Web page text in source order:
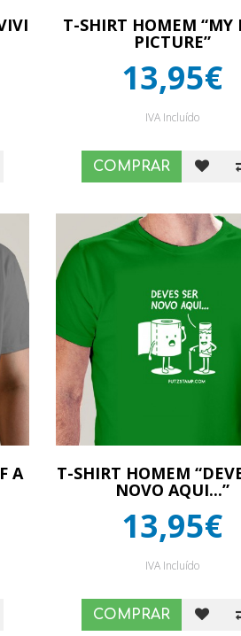
T-SHIRT HOMEM “MY
PICTURE”
13,95€
IVA Incluído
COMPRAR
A T-SHIRT HOMEM
NOVO AQUI...”
13,95€
IVA Incluído
COMPRAR